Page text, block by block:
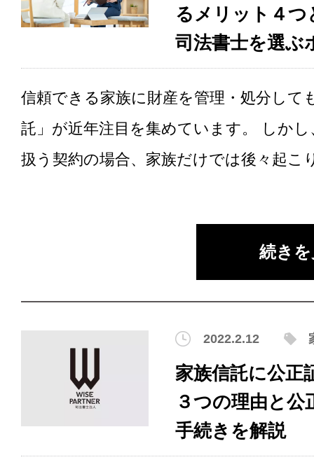
るメリット４つ
司法書士を選ぶ
信頼できる家族に財産を管理・処分して
託」が近年注目を集めています。 しか
扱う契約の場合、家族だけでは後々起こ
続き
2022.2.12
家族信託に公正
３つの理由と公
手続きを解説